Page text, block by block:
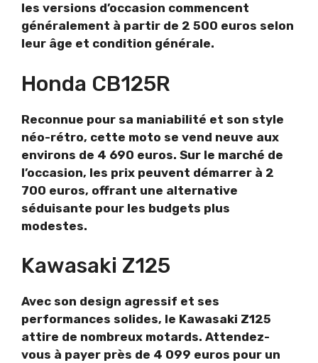
les versions d’occasion commencent
généralement à partir de 2 500 euros selon
leur âge et condition générale.
Honda CB125R
Reconnue pour sa maniabilité et son style
néo-rétro, cette moto se vend neuve aux
environs de 4 690 euros. Sur le marché de
l’occasion, les prix peuvent démarrer à 2
700 euros, offrant une alternative
séduisante pour les budgets plus
modestes.
Kawasaki Z125
Avec son design agressif et ses
performances solides, le Kawasaki Z125
attire de nombreux motards. Attendez-
vous à payer près de 4 099 euros pour un